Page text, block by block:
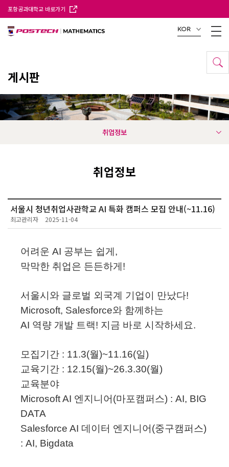
포항공과대학교 바로가기
KOR
게시판
취업정보
취업정보
서울시 청년취업사관학교 AI 특화 캠퍼스 모집 안내(~11.16)
최고관리자 2025-11-04
어려운 AI 공부는 쉽게 ,
막막한 취업은 든든하게 !
서울시와 글로벌 외국계 기업이 만났다!
Microsoft, Salesforce와 함께하는
AI 역량 개발 트랙! 지금 바로 시작하세요.
모집기간 : 11.3(월)~11.16(일)
교육기간 : 12.15(월)~26.3.30(월)
교육분야
Microsoft AI 엔지니어 (마포캠퍼스) : AI, BIG
DATA
Salesforce AI 데이터 엔지니어 (중구캠퍼스)
: AI, Bigdata